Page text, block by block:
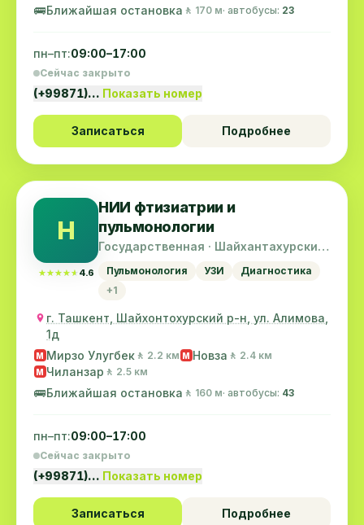
🚌Ближайшая остановка 🚶 170 м· автобусы: 23
пн–пт:09:00–17:00
Сейчас закрыто
(+99871)… Показать номер
Записаться Подробнее
Н
★★★★★
★★★★★ 4.6
НИИ фтизиатрии и
пульмонологии
Государственная · Шайхантахурский
Пульмонология УЗИ
Диагностика
+1
г. Ташкент, Шайхонтохурский р-н, ул. Алимова,
1д
M Мирзо Улугбек 🚶 2.2 км M Новза 🚶 2.4 км
M Чиланзар 🚶 2.5 км
🚌Ближайшая остановка 🚶 160 м· автобусы: 43
пн–пт:09:00–17:00
Сейчас закрыто
(+99871)… Показать номер
Записаться Подробнее